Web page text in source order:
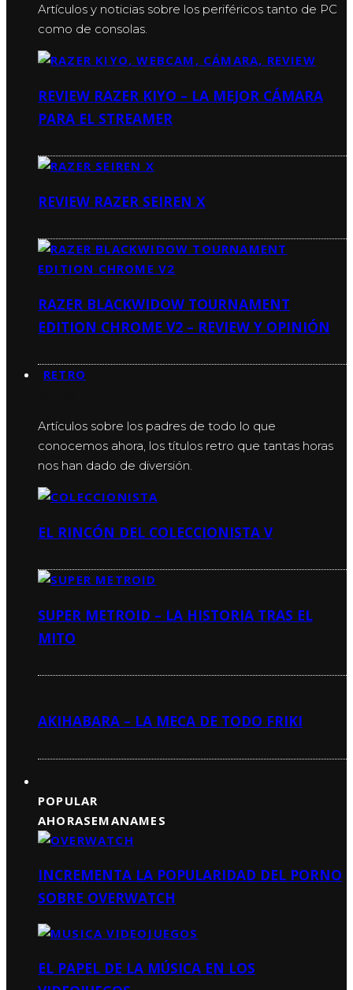
Artículos y noticias sobre los periféricos tanto de PC
como de consolas.
REVIEW RAZER KIYO – LA MEJOR CÁMARA
PARA EL STREAMER
REVIEW RAZER SEIREN X
RAZER BLACKWIDOW TOURNAMENT
EDITION CHROME V2 – REVIEW Y OPINIÓN
RETRO
Artículos sobre los padres de todo lo que
conocemos ahora, los títulos retro que tantas horas
nos han dado de diversión.
EL RINCÓN DEL COLECCIONISTA V
SUPER METROID – LA HISTORIA TRAS EL
MITO
AKIHABARA – LA MECA DE TODO FRIKI
POPULAR
AHORASEMANAMES
INCREMENTA LA POPULARIDAD DEL PORNO
SOBRE OVERWATCH
EL PAPEL DE LA MÚSICA EN LOS